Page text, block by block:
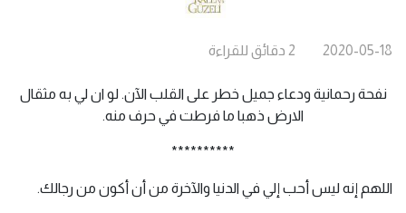
2020-05-18
2 دقائق للقراءة
نفحة رحمانية ودعاء جميل خطر على القلب الآن. لو ان لي به مثقال
الارض ذهبا ما فرطت في حرف منه.
**********
اللهم إنه ليس أحب إلي في الدنيا والآخرة من أن أكون من رجالك.